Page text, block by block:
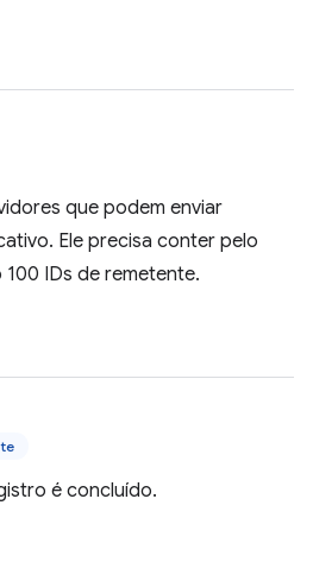
que podem enviar
Ele precisa conter pelo
100 IDs de remetente.
é concluído.